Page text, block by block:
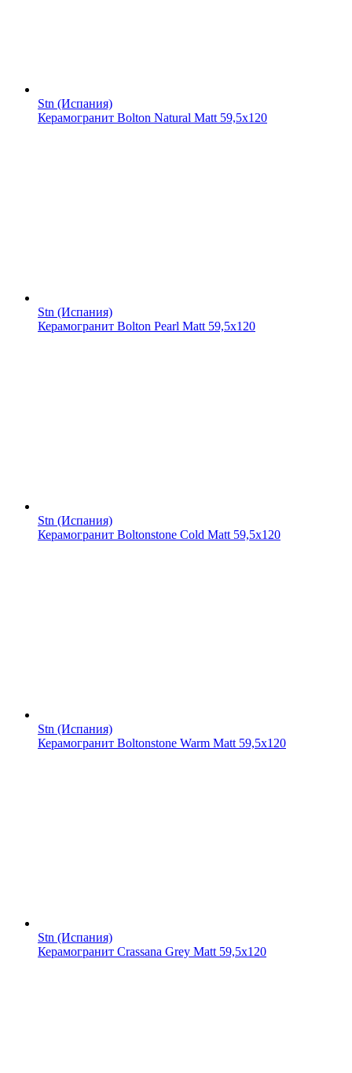
Stn (Испания)
Керамогранит Bolton Natural Matt 59,5x120
Stn (Испания)
Керамогранит Bolton Pearl Matt 59,5x120
Stn (Испания)
Керамогранит Boltonstone Cold Matt 59,5x120
Stn (Испания)
Керамогранит Boltonstone Warm Matt 59,5x120
Stn (Испания)
Керамогранит Crassana Grey Matt 59,5x120